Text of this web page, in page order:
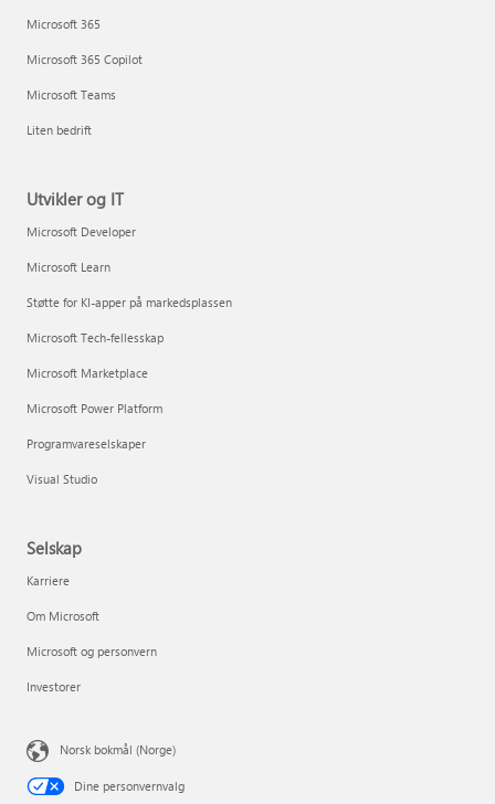
Microsoft 365
Microsoft 365 Copilot
Microsoft Teams
Liten bedrift
Utvikler og IT
Microsoft Developer
Microsoft Learn
Støtte for KI-apper på markedsplassen
Microsoft Tech-fellesskap
Microsoft Marketplace
Microsoft Power Platform
Programvareselskaper
Visual Studio
Selskap
Karriere
Om Microsoft
Microsoft og personvern
Investorer
Norsk bokmål (Norge)
Dine personvernvalg